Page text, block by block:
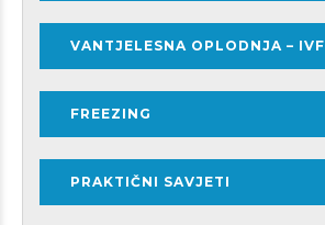
VANTJELESNA OPLODNJA – IVF
FREEZING
PRAKTIČNI SAVJETI